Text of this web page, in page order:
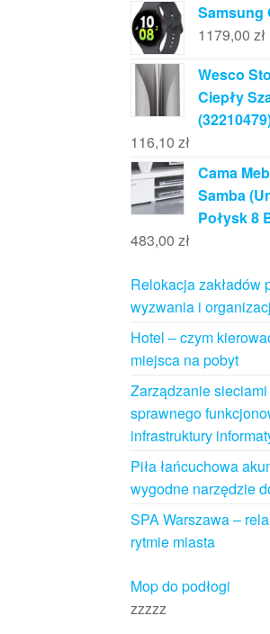
Samsung
1179,00 zł
Wesco
Ciepły
116,10 zł
Cama
Samba
Połysk 8
483,00 zł
Relokacja zakładów
wyzwania i
Hotel – czym
miejsca na pobyt
Zarządzanie
sprawnego
infrastruktury
Piła łańcuchowa
wygodne narzędzie
SPA Warszawa –
rytmie miasta
Mop do podłogi
zzzzz